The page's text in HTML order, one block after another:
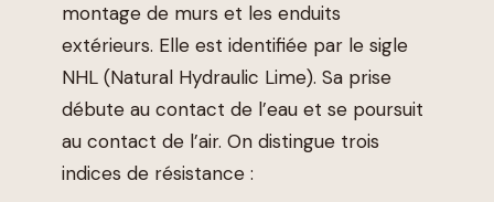
montage de murs et les enduits
extérieurs. Elle est identifiée par le sigle
NHL (Natural Hydraulic Lime). Sa prise
débute au contact de l’eau et se poursuit
au contact de l’air. On distingue trois
indices de résistance :